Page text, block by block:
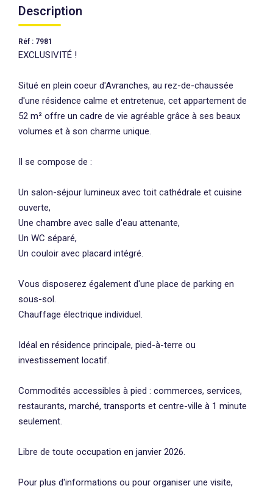
Description
Réf : 7981
EXCLUSIVITÉ !
Situé en plein coeur d'Avranches, au rez-de-chaussée
d'une résidence calme et entretenue, cet appartement de
52 m² offre un cadre de vie agréable grâce à ses beaux
volumes et à son charme unique.
Il se compose de :
Un salon-séjour lumineux avec toit cathédrale et cuisine
ouverte,
Une chambre avec salle d'eau attenante,
Un WC séparé,
Un couloir avec placard intégré.
Vous disposerez également d'une place de parking en
sous-sol.
Chauffage électrique individuel.
Idéal en résidence principale, pied-à-terre ou
investissement locatif.
Commodités accessibles à pied : commerces, services,
restaurants, marché, transports et centre-ville à 1 minute
seulement.
Libre de toute occupation en janvier 2026.
Pour plus d'informations ou pour organiser une visite,